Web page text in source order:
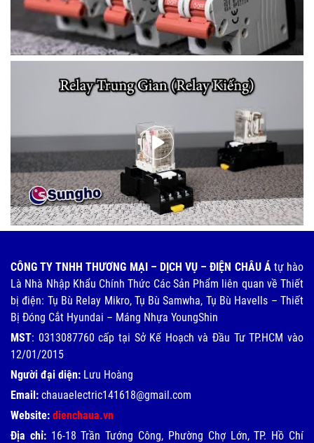
CÔNG TY TNHH THƯƠNG MẠI – DỊCH VỤ – ĐIỆN CHÂU Á tự hào
Là Nhà Nhập Khẩu Chính Thức Các Sản Phẩm liên quan về Thiết
bị điện: Tụ Bù Relay Mikro, Tụ Bù Samwha, Tụ Bù Havells – Thiết
Bị Đóng Cắt Hyundai – Máng Nhựa YoungShin
MST: 0313087760 cấp tại Sở Kế Hoạch và Đầu Tư TP.HCM vào
12/01/2015
Người đại diện: Lưu Hoàng
Email: chauaelectric141618@gmail.com
Website: dienchaua.vn
Địa chỉ: 16-18 Trần Tướng Công, Phường Chợ Lớn, TP. Hồ Chí